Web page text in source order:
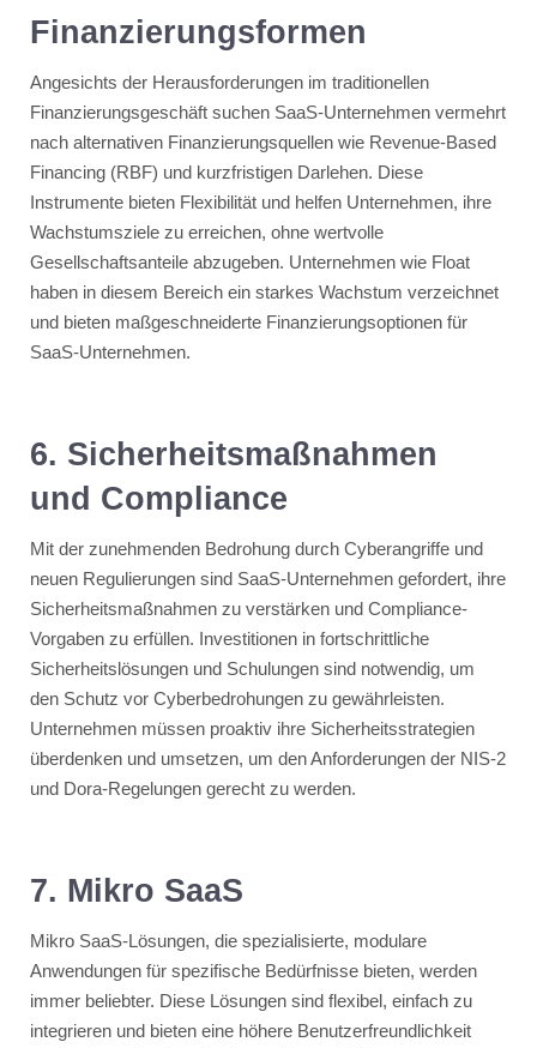
Finanzierungsformen
Angesichts der Herausforderungen im traditionellen
Finanzierungsgeschäft suchen SaaS-Unternehmen vermehrt
nach alternativen Finanzierungsquellen wie Revenue-Based
Financing (RBF) und kurzfristigen Darlehen. Diese
Instrumente bieten Flexibilität und helfen Unternehmen, ihre
Wachstumsziele zu erreichen, ohne wertvolle
Gesellschaftsanteile abzugeben​​. Unternehmen wie Float
haben in diesem Bereich ein starkes Wachstum verzeichnet
und bieten maßgeschneiderte Finanzierungsoptionen für
SaaS-Unternehmen.
6. Sicherheitsmaßnahmen
und Compliance
Mit der zunehmenden Bedrohung durch Cyberangriffe und
neuen Regulierungen sind SaaS-Unternehmen gefordert, ihre
Sicherheitsmaßnahmen zu verstärken und Compliance-
Vorgaben zu erfüllen. Investitionen in fortschrittliche
Sicherheitslösungen und Schulungen sind notwendig, um
den Schutz vor Cyberbedrohungen zu gewährleisten​​.
Unternehmen müssen proaktiv ihre Sicherheitsstrategien
überdenken und umsetzen, um den Anforderungen der NIS-2
und Dora-Regelungen gerecht zu werden.
7. Mikro SaaS
Mikro SaaS-Lösungen, die spezialisierte, modulare
Anwendungen für spezifische Bedürfnisse bieten, werden
immer beliebter. Diese Lösungen sind flexibel, einfach zu
integrieren und bieten eine höhere Benutzerfreundlichkeit